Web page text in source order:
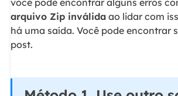
você pode encontrar alguns erros
arquivo Zip inválidaao lidar com
há uma saída. Você pode encontrar
post.